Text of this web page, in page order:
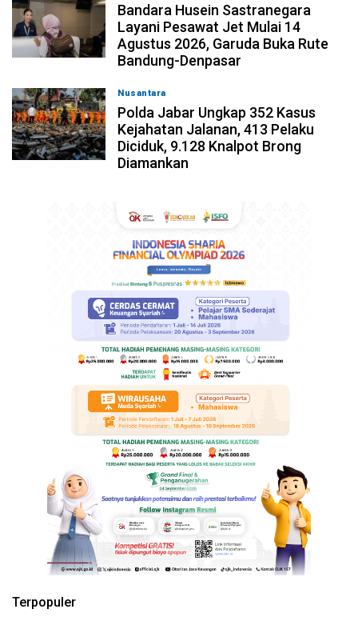
Bandara Husein Sastranegara
Layani Pesawat Jet Mulai 14
Agustus 2026, Garuda Buka Rute
Bandung-Denpasar
Nusantara
Polda Jabar Ungkap 352 Kasus
Kejahatan Jalanan, 413 Pelaku
Diciduk, 9.128 Knalpot Brong
Diamankan
Terpopuler